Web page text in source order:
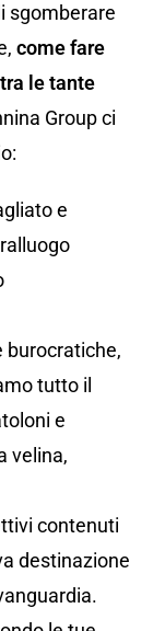
sgomberare
come fare
le tante
Group ci
e
burocratiche,
tutto il
e
velina,
contenuti
destinazione